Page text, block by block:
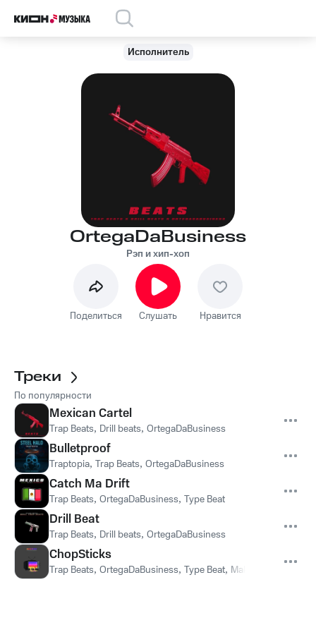
Исполнитель
OrtegaDaBusiness
Рэп и хип-хоп
Поделиться Слушать Нравится
Треки
По популярности
Mexican Cartel
Trap Beats, Drill beats, OrtegaDaBusiness
Bulletproof
Traptopia, Trap Beats, OrtegaDaBusiness
Catch Ma Drift
Trap Beats, OrtegaDaBusiness, Type Beat
Drill Beat
Trap Beats, Drill beats, OrtegaDaBusiness
ChopSticks
Trap Beats, OrtegaDaBusiness, Type Beat, Makin Playz